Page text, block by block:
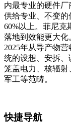
内最专业的硬件
供给专业、不变
60%以上。菲尼克
落地到效能更大化
2025年从导产物
统的设想、安拆、
笼盖电力、核辐
军工等范畴。
快捷导航